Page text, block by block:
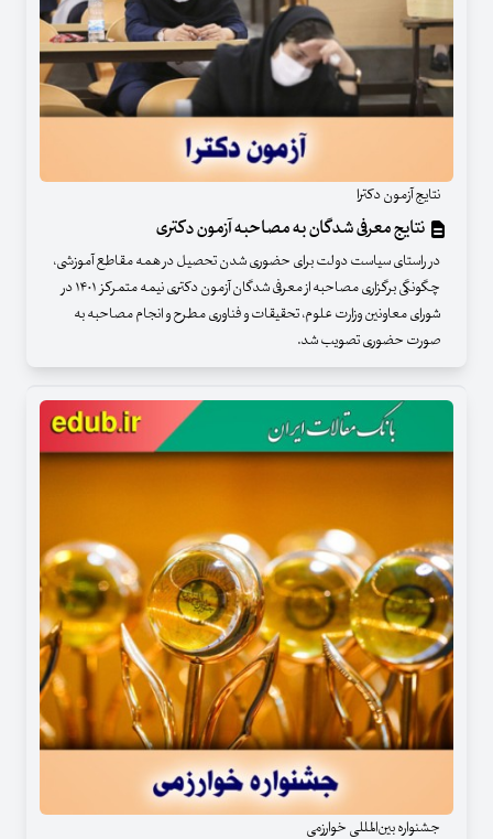
نتایج آزمون دکترا
نتایج معرفی شدگان به مصاحبه آزمون دکتری
در راستای سیاست دولت برای حضوری شدن تحصیل در همه مقاطع آموزشی،
چگونگی برگزاری مصاحبه از معرفی شدگان آزمون دکتری نیمه متمرکز ۱۴۰۱ در
شورای معاونین وزارت علوم، تحقیقات و فناوری مطرح و انجام مصاحبه به
صورت حضوری تصویب شد.
جشنواره بین‌المللی خوارزمی